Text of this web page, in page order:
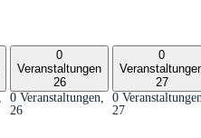
0
Veranstaltungen
26
0 Veranstaltungen,
26
0
27
0
27